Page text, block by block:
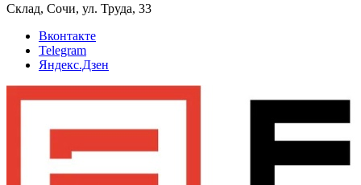
Склад, Сочи, ул. Труда, 33
Вконтакте
Telegram
Яндекс.Дзен